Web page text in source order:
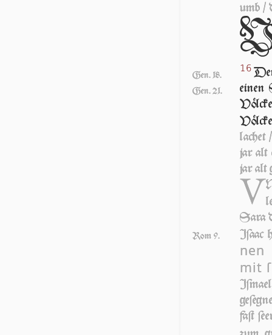
umb /
Gen. 18.
Gen. 21.
16
einen
lachet
jar alt
jar alt
Rom 9.
V
Sara
Iſaac
nen
mit
faſt